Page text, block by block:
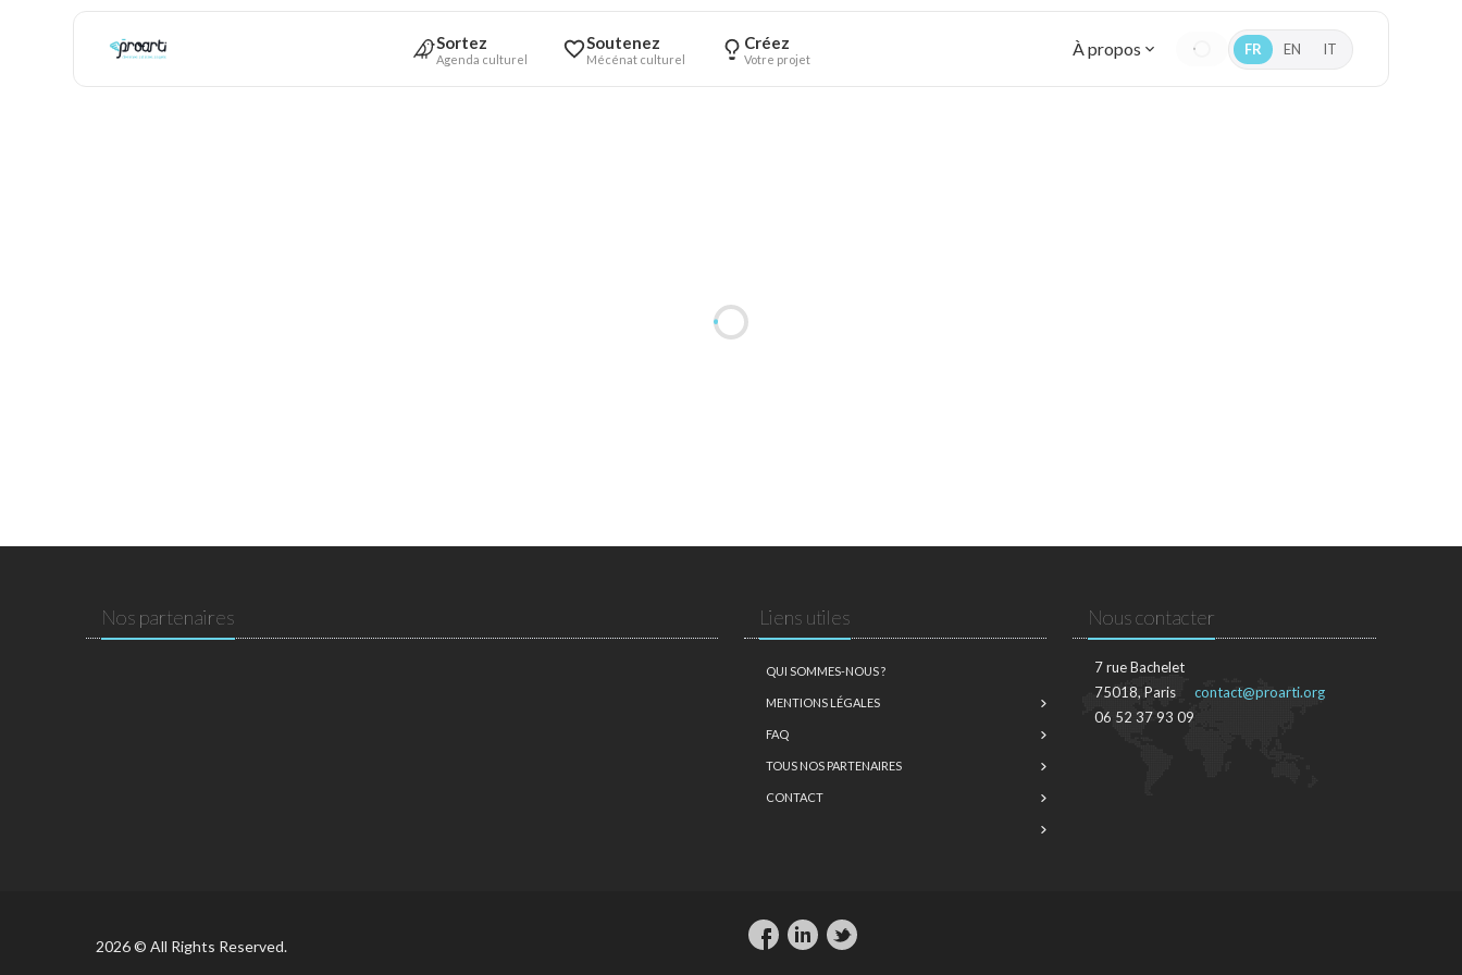
Sortez
Agenda culturel
Soutenez
Mécénat culturel
Créez
Votre projet À propos FR EN IT
Nos partenaires Liens utiles
QUI SOMMES-NOUS ?
MENTIONS LÉGALES
FAQ
TOUS NOS PARTENAIRES
CONTACT
Nous contacter
7 rue Bachelet
75018, Paris
06 52 37 93 09
contact@proarti.org
2026 © All Rights Reserved.